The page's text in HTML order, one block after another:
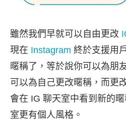
雖然我們早就可以自由更改
現在 Instagram 終於支援用
暱稱了，等於說你可以為朋
可以為自己更改暱稱，而更
會在 IG 聊天室中看到新的
室更有個人風格。